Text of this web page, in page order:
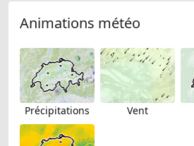
Animations météo
Précipitations Vent